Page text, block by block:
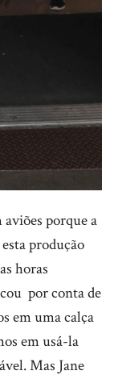
aviões porque a
produção
horas
por conta de
em uma calça
em usá-la
Mas Jane